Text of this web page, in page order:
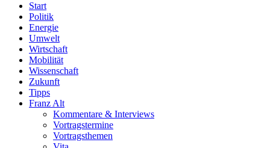
Start
Politik
Energie
Umwelt
Wirtschaft
Mobilität
Wissenschaft
Zukunft
Tipps
Franz Alt
Kommentare & Interviews
Vortragstermine
Vortragsthemen